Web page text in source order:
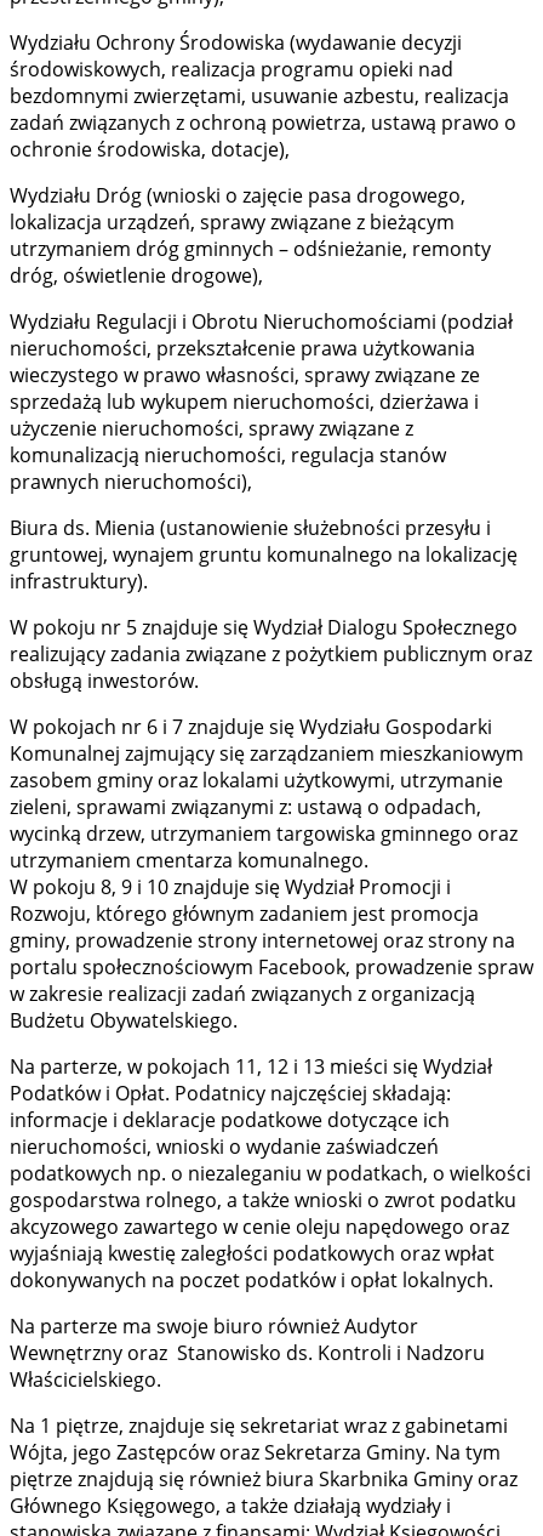
Wydziału Ochrony Środowiska (wydawanie decyzji
środowiskowych, realizacja programu opieki nad
bezdomnymi zwierzętami, usuwanie azbestu, realizacja
zadań związanych z ochroną powietrza, ustawą prawo o
ochronie środowiska, dotacje),
Wydziału Dróg (wnioski o zajęcie pasa drogowego,
lokalizacja urządzeń, sprawy związane z bieżącym
utrzymaniem dróg gminnych – odśnieżanie, remonty
dróg, oświetlenie drogowe),
Wydziału Regulacji i Obrotu Nieruchomościami (podział
nieruchomości, przekształcenie prawa użytkowania
wieczystego w prawo własności, sprawy związane ze
sprzedażą lub wykupem nieruchomości, dzierżawa i
użyczenie nieruchomości, sprawy związane z
komunalizacją nieruchomości, regulacja stanów
prawnych nieruchomości),
Biura ds. Mienia (ustanowienie służebności przesyłu i
gruntowej, wynajem gruntu komunalnego na lokalizację
infrastruktury).
W pokoju nr 5 znajduje się Wydział Dialogu Społecznego
realizujący zadania związane z pożytkiem publicznym oraz
obsługą inwestorów.
W pokojach nr 6 i 7 znajduje się Wydziału Gospodarki
Komunalnej zajmujący się zarządzaniem mieszkaniowym
zasobem gminy oraz lokalami użytkowymi, utrzymanie
zieleni, sprawami związanymi z: ustawą o odpadach,
wycinką drzew, utrzymaniem targowiska gminnego oraz
utrzymaniem cmentarza komunalnego.
W pokoju 8, 9 i 10 znajduje się Wydział Promocji i
Rozwoju, którego głównym zadaniem jest promocja
gminy, prowadzenie strony internetowej oraz strony na
portalu społecznościowym Facebook, prowadzenie spraw
w zakresie realizacji zadań związanych z organizacją
Budżetu Obywatelskiego.
Na parterze, w pokojach 11, 12 i 13 mieści się Wydział
Podatków i Opłat. Podatnicy najczęściej składają:
informacje i deklaracje podatkowe dotyczące ich
nieruchomości, wnioski o wydanie zaświadczeń
podatkowych np. o niezaleganiu w podatkach, o wielkości
gospodarstwa rolnego, a także wnioski o zwrot podatku
akcyzowego zawartego w cenie oleju napędowego oraz
wyjaśniają kwestię zaległości podatkowych oraz wpłat
dokonywanych na poczet podatków i opłat lokalnych.
Na parterze ma swoje biuro również Audytor
Wewnętrzny oraz Stanowisko ds. Kontroli i Nadzoru
Właścicielskiego.
Na 1 piętrze, znajduje się sekretariat wraz z gabinetami
Wójta, jego Zastępców oraz Sekretarza Gminy. Na tym
piętrze znajdują się również biura Skarbnika Gminy oraz
Głównego Księgowego, a także działają wydziały i